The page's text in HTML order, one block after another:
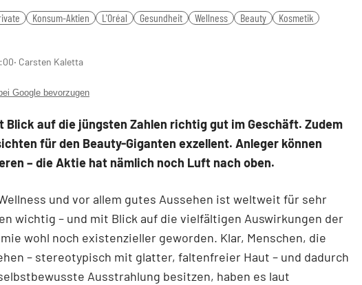
Konsum-Aktien L'Oréal Gesundheit Wellness Beauty Kosmetik
‧ Carsten Kaletta
Google bevorzugen
Blick auf die jüngsten Zahlen richtig gut im Geschäft. Zudem
für den Beauty-Giganten exzellent. Anleger können
– die Aktie hat nämlich noch Luft nach oben.
und vor allem gutes Aussehen ist weltweit für sehr
wichtig – und mit Blick auf die vielfältigen Auswirkungen der
wohl noch existenzieller geworden. Klar, Menschen, die
– stereotypisch mit glatter, faltenfreier Haut – und dadurch
Ausstrahlung besitzen, haben es laut